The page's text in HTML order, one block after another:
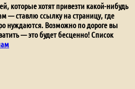
которые хотят привезти какой-нибудь
— ставлю ссылку на страницу, где
нуждаются. Возможно по дороге вы
— это будет бесценно! Список